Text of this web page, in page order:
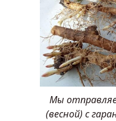
Мы
(весной) с